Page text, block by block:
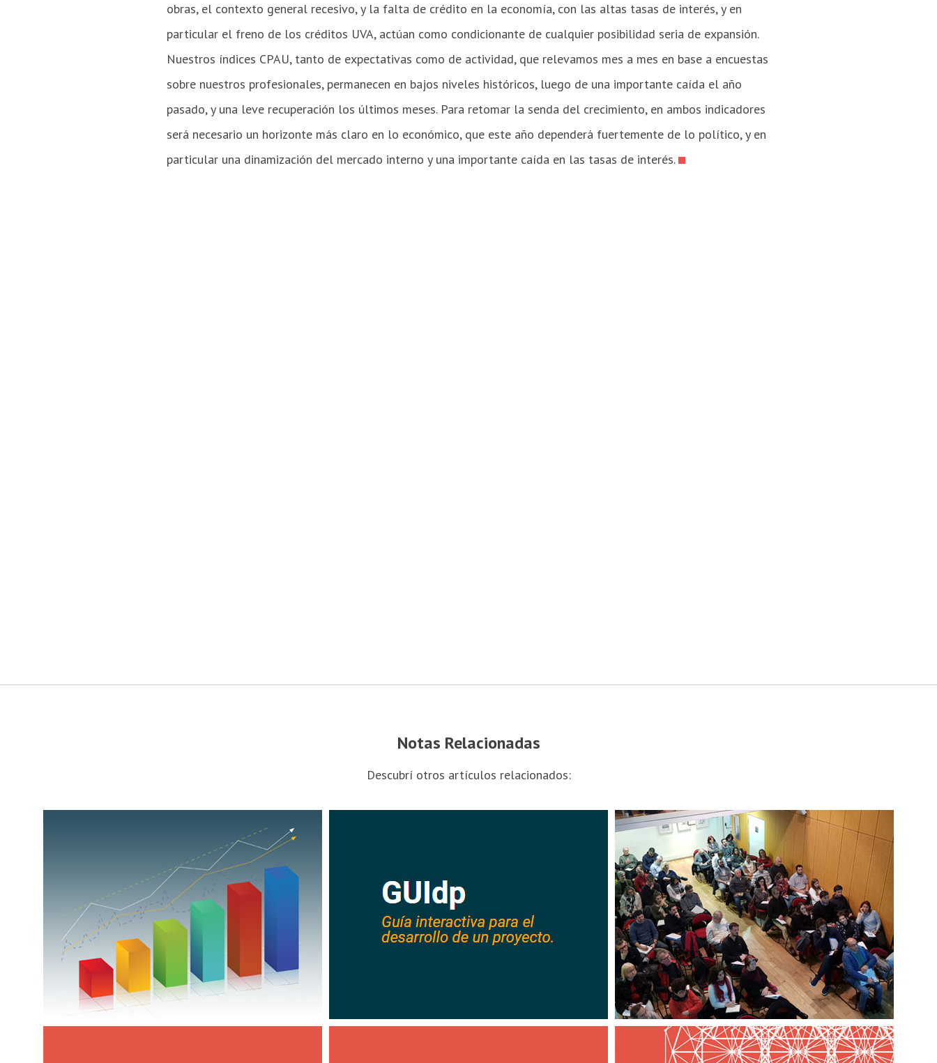
obras, el contexto general recesivo, y la falta de crédito en la economía, con las altas tasas de interés, y en
particular el freno de los créditos UVA, actúan como condicionante de cualquier posibilidad seria de expansión.
Nuestros índices CPAU, tanto de expectativas como de actividad, que relevamos mes a mes en base a encuestas
sobre nuestros profesionales, permanecen en bajos niveles históricos, luego de una importante caída el año
pasado, y una leve recuperación los últimos meses. Para retomar la senda del crecimiento, en ambos indicadores
será necesario un horizonte más claro en lo económico, que este año dependerá fuertemente de lo político, y en
particular una dinamización del mercado interno y una importante caída en las tasas de interés.
Notas Relacionadas
Descubrí otros artículos relacionados: